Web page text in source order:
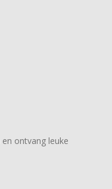
en ontvang leuke